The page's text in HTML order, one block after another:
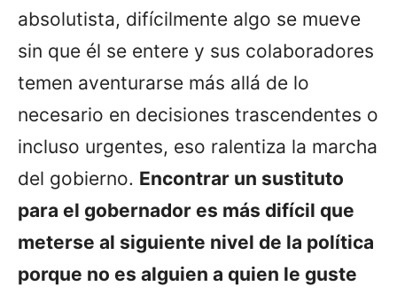
absolutista, difícilmente algo se mueve
sin que él se entere y sus colaboradores
temen aventurarse más allá de lo
necesario en decisiones trascendentes o
incluso urgentes, eso ralentiza la marcha
del gobierno. Encontrar un sustituto
para el gobernador es más difícil que
meterse al siguiente nivel de la política
porque no es alguien a quien le guste